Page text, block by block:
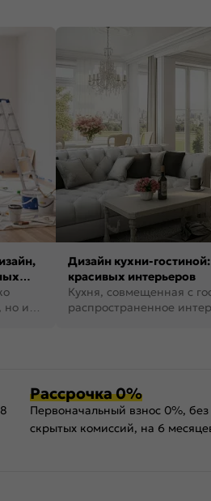
но и
Дизайн кухни-
красивых интерьеров
Кухня, совмещенная с
распространенное
Рассрочка 0%
Первоначальный взнос 0%,
скрытых комиссий, на 6